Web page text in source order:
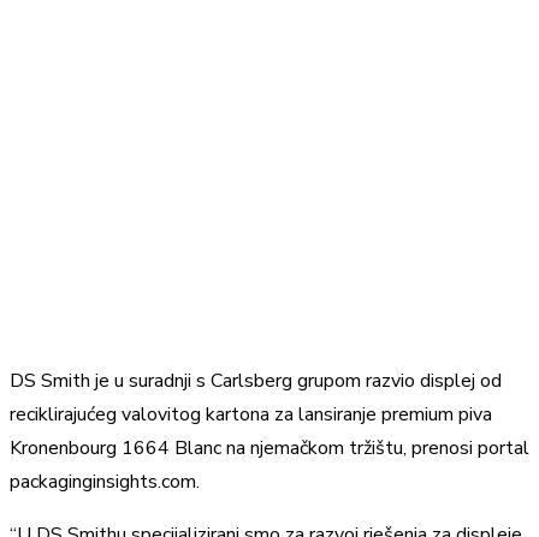
DS Smith je u suradnji s Carlsberg grupom razvio displej od
reciklirajućeg valovitog kartona za lansiranje premium piva
Kronenbourg 1664 Blanc na njemačkom tržištu, prenosi portal
packaginginsights.com.